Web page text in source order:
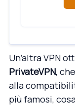
Un’altra VPN
PrivateVPN,
alla
più famosi,